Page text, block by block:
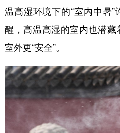
法律
学术中国 乡村振兴
旅游
彩票 娱乐
温高湿环境下的“室内中暑
醒，高温高湿的室内也潜
室外更“安全”。